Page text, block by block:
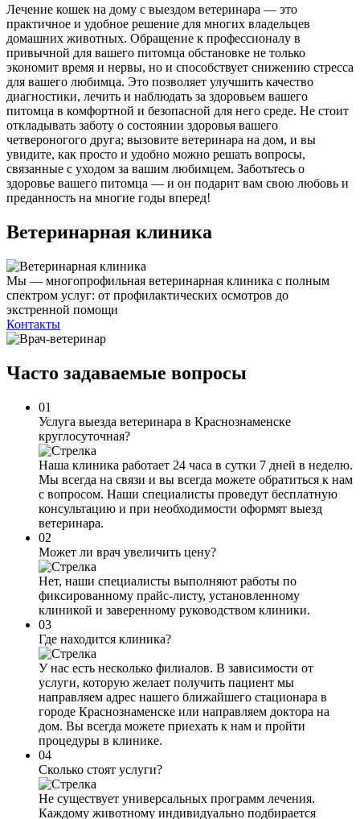
Лечение кошек на дому с выездом ветеринара — это
практичное и удобное решение для многих владельцев
домашних животных. Обращение к профессионалу в
привычной для вашего питомца обстановке не только
экономит время и нервы, но и способствует снижению стресса
для вашего любимца. Это позволяет улучшить качество
диагностики, лечить и наблюдать за здоровьем вашего
питомца в комфортной и безопасной для него среде. Не стоит
откладывать заботу о состоянии здоровья вашего
четвероногого друга; вызовите ветеринара на дом, и вы
увидите, как просто и удобно можно решать вопросы,
связанные с уходом за вашим любимцем. Заботьтесь о
здоровье вашего питомца — и он подарит вам свою любовь и
преданность на многие годы вперед!
Ветеринарная клиника
Мы — многопрофильная ветеринарная клиника с полным
спектром услуг: от профилактических осмотров до
экстренной помощи
Контакты
Часто задаваемые вопросы
01
Услуга выезда ветеринара в Краснознаменске
круглосуточная?
Наша клиника работает 24 часа в сутки 7 дней в неделю.
Мы всегда на связи и вы всегда можете обратиться к нам
с вопросом. Наши специалисты проведут бесплатную
консультацию и при необходимости оформят выезд
ветеринара.
02
Может ли врач увеличить цену?
Нет, наши специалисты выполняют работы по
фиксированному прайс-листу, установленному
клиникой и заверенному руководством клиники.
03
Где находится клиника?
У нас есть несколько филиалов. В зависимости от
услуги, которую желает получить пациент мы
направляем адрес нашего ближайшего стационара в
городе Краснознаменске или направляем доктора на
дом. Вы всегда можете приехать к нам и пройти
процедуры в клинике.
04
Сколько стоят услуги?
Не существует универсальных программ лечения.
Каждому животному индивидуально подбирается